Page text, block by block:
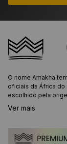
O nome Amakha
oficiais da África do
escolhido pela
Ver mais